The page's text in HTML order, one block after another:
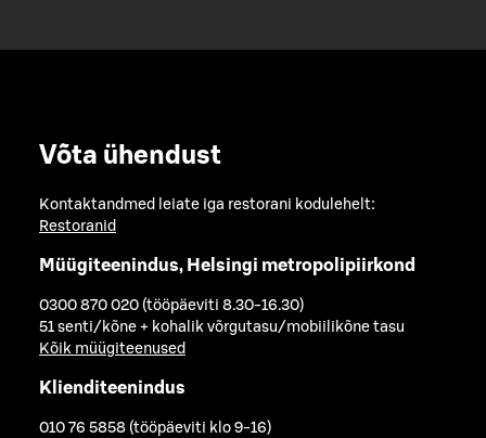
Võta ühendust
Kontaktandmed leiate iga restorani kodulehelt:
Restoranid
Müügiteenindus, Helsingi metropolipiirkond
0300 870 020 (tööpäeviti 8.30-16.30)
51 senti/kõne + kohalik võrgutasu/mobiilikõne tasu
Kõik müügiteenused
Klienditeenindus
010 76 5858 (tööpäeviti klo 9-16)